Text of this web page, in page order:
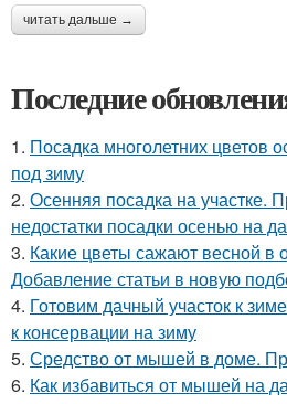
читать дальше →
Последние
1. Посадка многолетних цветов
под зиму
2. Осенняя посадка на участке.
недостатки посадки осенью на
3. Какие цветы сажают весной в
Добавление статьи в новую
4. Готовим дачный участок к
к консервации на зиму
5. Средство от мышей в доме.
6. Как избавиться от мышей на